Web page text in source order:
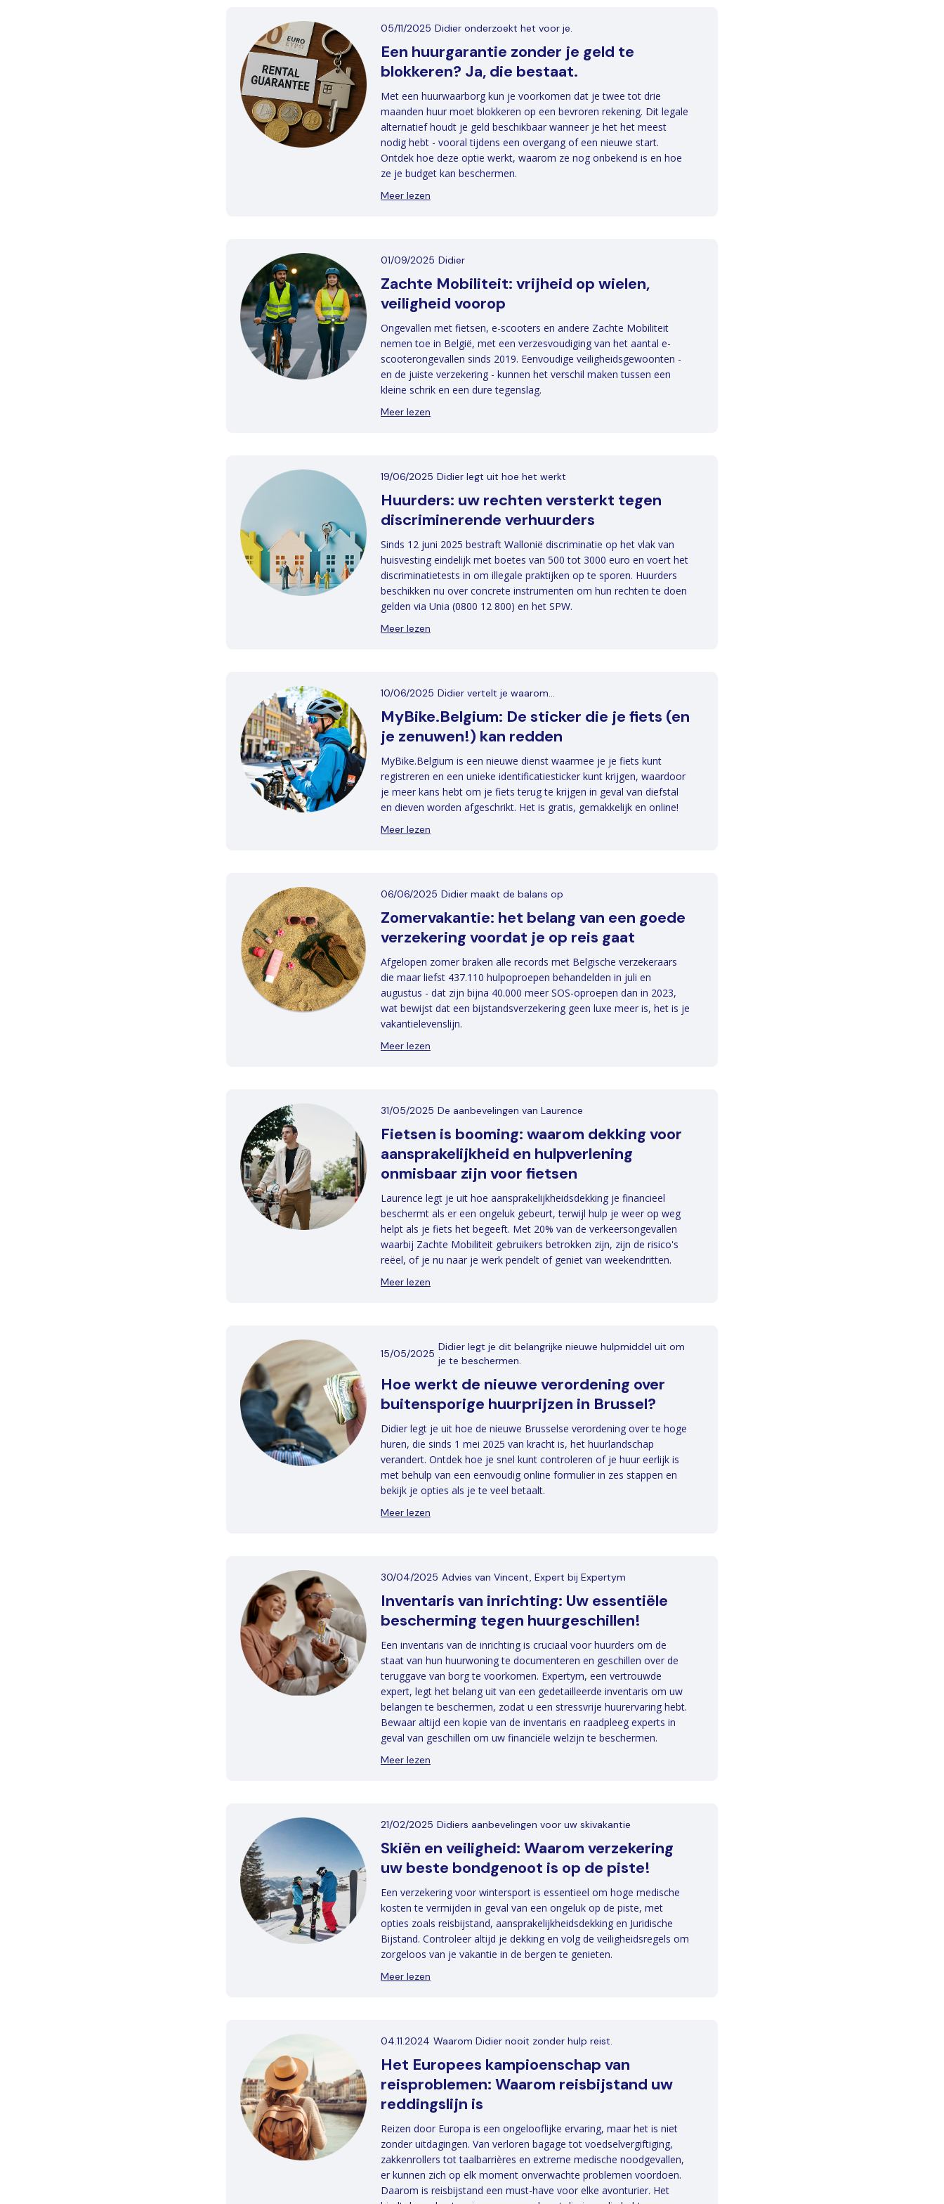
05/11/2025 Didier onderzoekt het voor je.
Een huurgarantie zonder je geld te
blokkeren? Ja, die bestaat.
Met een huurwaarborg kun je voorkomen dat je twee tot drie
maanden huur moet blokkeren op een bevroren rekening. Dit legale
alternatief houdt je geld beschikbaar wanneer je het het meest
nodig hebt - vooral tijdens een overgang of een nieuwe start.
Ontdek hoe deze optie werkt, waarom ze nog onbekend is en hoe
ze je budget kan beschermen.
Meer lezen
01/09/2025 Didier
Zachte Mobiliteit: vrijheid op wielen,
veiligheid voorop
Ongevallen met fietsen, e-scooters en andere Zachte Mobiliteit
nemen toe in België, met een verzesvoudiging van het aantal e-
scooterongevallen sinds 2019. Eenvoudige veiligheidsgewoonten -
en de juiste verzekering - kunnen het verschil maken tussen een
kleine schrik en een dure tegenslag.
Meer lezen
19/06/2025 Didier legt uit hoe het werkt
Huurders: uw rechten versterkt tegen
discriminerende verhuurders
Sinds 12 juni 2025 bestraft Wallonië discriminatie op het vlak van
huisvesting eindelijk met boetes van 500 tot 3000 euro en voert het
discriminatietests in om illegale praktijken op te sporen. Huurders
beschikken nu over concrete instrumenten om hun rechten te doen
gelden via Unia (0800 12 800) en het SPW.
Meer lezen
10/06/2025 Didier vertelt je waarom...
MyBike.Belgium: De sticker die je fiets (en
je zenuwen!) kan redden
MyBike.Belgium is een nieuwe dienst waarmee je je fiets kunt
registreren en een unieke identificatiesticker kunt krijgen, waardoor
je meer kans hebt om je fiets terug te krijgen in geval van diefstal
en dieven worden afgeschrikt. Het is gratis, gemakkelijk en online!
Meer lezen
06/06/2025 Didier maakt de balans op
Zomervakantie: het belang van een goede
verzekering voordat je op reis gaat
Afgelopen zomer braken alle records met Belgische verzekeraars
die maar liefst 437.110 hulpoproepen behandelden in juli en
augustus - dat zijn bijna 40.000 meer SOS-oproepen dan in 2023,
wat bewijst dat een bijstandsverzekering geen luxe meer is, het is je
vakantielevenslijn.
Meer lezen
31/05/2025 De aanbevelingen van Laurence
Fietsen is booming: waarom dekking voor
aansprakelijkheid en hulpverlening
onmisbaar zijn voor fietsen
Laurence legt je uit hoe aansprakelijkheidsdekking je financieel
beschermt als er een ongeluk gebeurt, terwijl hulp je weer op weg
helpt als je fiets het begeeft. Met 20% van de verkeersongevallen
waarbij Zachte Mobiliteit gebruikers betrokken zijn, zijn de risico's
reëel, of je nu naar je werk pendelt of geniet van weekendritten.
Meer lezen
15/05/2025
Didier legt je dit belangrijke nieuwe hulpmiddel uit om
je te beschermen.
Hoe werkt de nieuwe verordening over
buitensporige huurprijzen in Brussel?
Didier legt je uit hoe de nieuwe Brusselse verordening over te hoge
huren, die sinds 1 mei 2025 van kracht is, het huurlandschap
verandert. Ontdek hoe je snel kunt controleren of je huur eerlijk is
met behulp van een eenvoudig online formulier in zes stappen en
bekijk je opties als je te veel betaalt.
Meer lezen
30/04/2025 Advies van Vincent, Expert bij Expertym
Inventaris van inrichting: Uw essentiële
bescherming tegen huurgeschillen!
Een inventaris van de inrichting is cruciaal voor huurders om de
staat van hun huurwoning te documenteren en geschillen over de
teruggave van borg te voorkomen. Expertym, een vertrouwde
expert, legt het belang uit van een gedetailleerde inventaris om uw
belangen te beschermen, zodat u een stressvrije huurervaring hebt.
Bewaar altijd een kopie van de inventaris en raadpleeg experts in
geval van geschillen om uw financiële welzijn te beschermen.
Meer lezen
21/02/2025 Didiers aanbevelingen voor uw skivakantie
Skiën en veiligheid: Waarom verzekering
uw beste bondgenoot is op de piste!
Een verzekering voor wintersport is essentieel om hoge medische
kosten te vermijden in geval van een ongeluk op de piste, met
opties zoals reisbijstand, aansprakelijkheidsdekking en Juridische
Bijstand. Controleer altijd je dekking en volg de veiligheidsregels om
zorgeloos van je vakantie in de bergen te genieten.
Meer lezen
04.11.2024 Waarom Didier nooit zonder hulp reist.
Het Europees kampioenschap van
reisproblemen: Waarom reisbijstand uw
reddingslijn is
Reizen door Europa is een ongelooflijke ervaring, maar het is niet
zonder uitdagingen. Van verloren bagage tot voedselvergiftiging,
zakkenrollers tot taalbarrières en extreme medische noodgevallen,
er kunnen zich op elk moment onverwachte problemen voordoen.
Daarom is reisbijstand een must-have voor elke avonturier. Het